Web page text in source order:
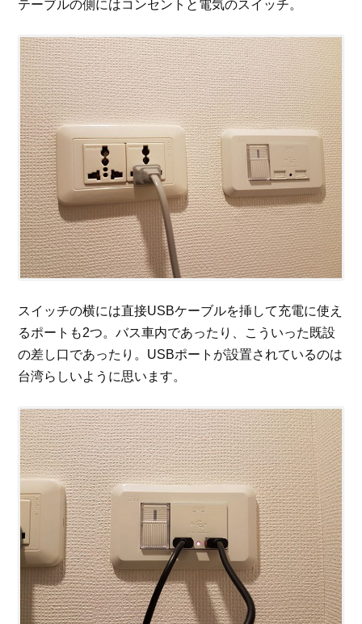
テーブルの側にはコンセントと電気のスイッチ。
スイッチの横には直接USBケーブルを挿して充電に使え
るポートも2つ。バス車内であったり、こういった既設
の差し口であったり。USBポートが設置されているのは
台湾らしいように思います。